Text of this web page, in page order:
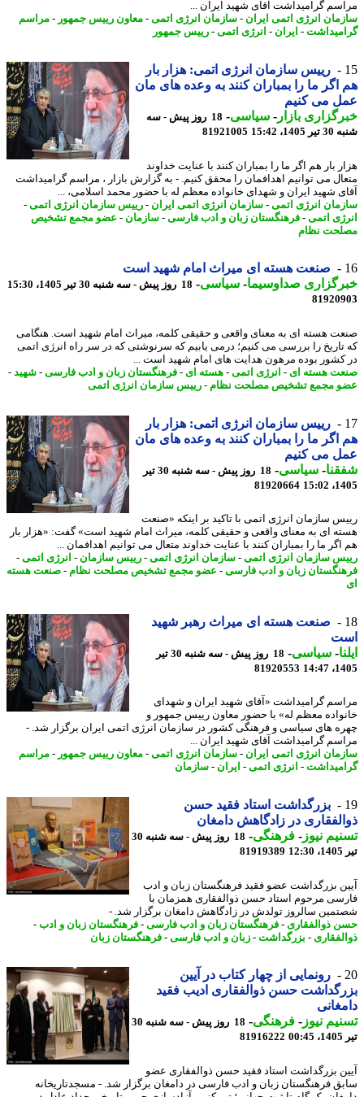
گرامیداشت آقای شهید ایران ...
انرژی اتمی ایران - سازمان انرژی اتمی -معاون رییس جمهور-مراسم
-ایران - انرژی اتمی -رییس جمهور
رییس سازمان انرژی اتمی: هزار بار
ما را بمباران کنند به وعده های مان
می کنیم
بازار- سیاسی-
18 روز پیش - سه
15:42
81921005
بار هم اگر ما را بمباران کنند با عنایت خداوند
می توانیم اهدافمان را محقق کنیم. - به گزارش بازار ، مراسم گرامیداشت
شهید ایران و شهدای خانواده معظم له با حضور محمد اسلامی، ...
انرژی اتمی -سازمان انرژی اتمی ایران - رییس سازمان انرژی اتمی -
اتمی -فرهنگستان زبان و ادب فارسی -سازمان -عضو مجمع تشخیص
نظام
صنعت هسته ای میراث امام شهید است
صداوسیما-سیاسی-18 روز پیش - سه شنبه 30 تیر 1405، 15:30
هسته ای به معنای واقعی و حقیقی کلمه، میراث امام شهید است. هنگامی
را بررسی می کنیم؛ درمی یابیم که سرنوشتی که در سر راه انرژی اتمی
بوده مرهون هدایت های امام شهید است ...
هسته ای- انرژی اتمی -هسته ای- فرهنگستان زبان و ادب فارسی -شهید-
مجمع تشخیص مصلحت نظام-رییس سازمان انرژی اتمی
رییس سازمان انرژی اتمی: هزار بار
ما را بمباران کنند به وعده های مان
می کنیم
-سیاسی-
18 روز پیش - سه شنبه 30 تیر
81920664
سازمان انرژی اتمی با تاکید بر اینکه «صنعت
ای به معنای واقعی و حقیقی کلمه، میراث امام شهید است» گفت: «هزار بار
ما را بمباران کنند با عنایت خداوند متعال می توانیم اهدافمان ...
سازمان انرژی اتمی -سازمان انرژی اتمی -رییس سازمان -انرژی اتمی -
زبان و ادب فارسی -عضو مجمع تشخیص مصلحت نظام-صنعت هسته
صنعت هسته ای میراث رهبر شهید
-سیاسی-
18 روز پیش - سه شنبه 30 تیر
81920553
گرامیداشت «آقای شهید ایران و شهدای
معظم له» با حضور معاون رییس جمهور و
های سیاسی و فرهنگی کشور در سازمان انرژی اتمی ایران برگزار شد. -
گرامیداشت آقای شهید ایران ...
انرژی اتمی ایران - سازمان انرژی اتمی -معاون رییس جمهور-مراسم
-انرژی اتمی -ایران - سازمان
بزرگداشت استاد فقید حسن
در زادگاهش دامغان
نیوز-فرهنگی-
18 روز پیش - سه شنبه 30
81919389
بزرگداشت عضو فقید فرهنگستان زبان و ادب
مرحوم استاد حسن ذوالفقاری همزمان با
سالروز تولدش در زادگاهش دامغان برگزار شد. -
ذوالفقاری- فرهنگستان زبان و ادب فارسی -فرهنگستان زبان و ادب -
- بزرگداشت -زبان و ادب فارسی -فرهنگستان زبان
رونمایی از چهار کتاب در آیین
حسن ذوالفقاری ادیب فقید
نیوز-فرهنگی-
18 روز پیش - سه شنبه 30
81916222
بزرگداشت استاد فقید حسن ذوالفقاری عضو
فرهنگستان زبان و ادب فارسی در دامغان برگزار شد. - مسجدتاریخانه